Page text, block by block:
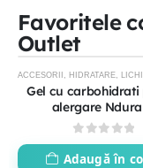
Favoritele
Outlet
ACCESORII , HIDRATARE,
Gel cu carbohidrati
alergare
0out of 5
Adaugă în